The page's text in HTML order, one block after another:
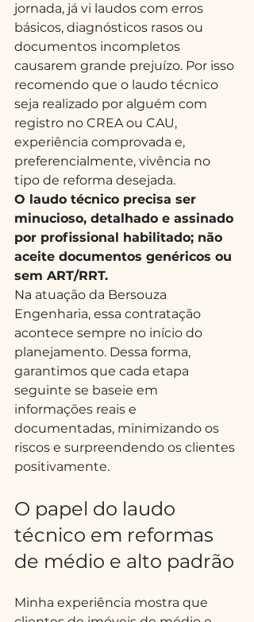
jornada, já vi laudos com erros
básicos, diagnósticos rasos ou
documentos incompletos
causarem grande prejuízo. Por isso
recomendo que o laudo técnico
seja realizado por alguém com
registro no CREA ou CAU,
experiência comprovada e,
preferencialmente, vivência no
tipo de reforma desejada.
O laudo técnico precisa ser
minucioso, detalhado e assinado
por profissional habilitado; não
aceite documentos genéricos ou
sem ART/RRT.
Na atuação da Bersouza
Engenharia, essa contratação
acontece sempre no início do
planejamento. Dessa forma,
garantimos que cada etapa
seguinte se baseie em
informações reais e
documentadas, minimizando os
riscos e surpreendendo os clientes
positivamente.
O papel do laudo
técnico em reformas
de médio e alto padrão
Minha experiência mostra que